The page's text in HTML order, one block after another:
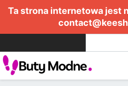
Ta strona internetowa jest